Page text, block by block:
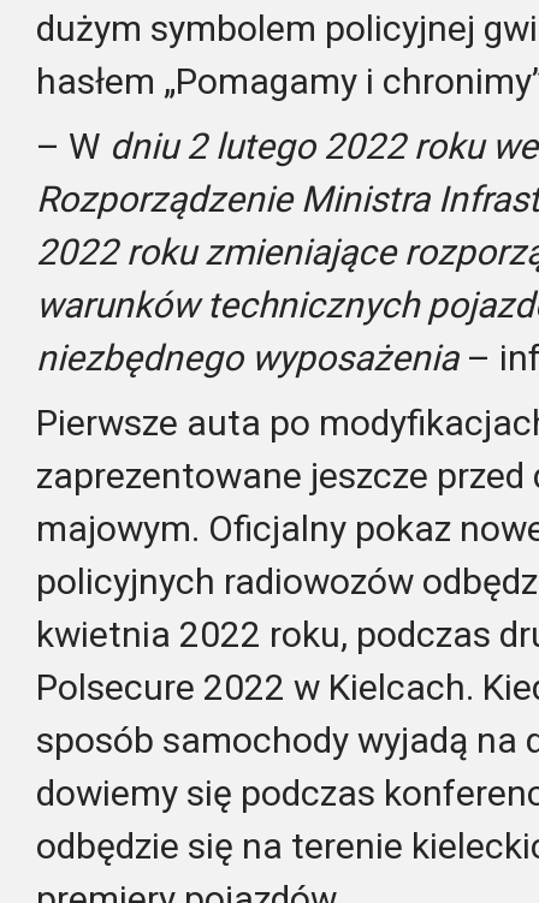
dużym symbolem policyjnej
hasłem „Pomagamy i
– W dniu 2 lutego 2022 roku
Rozporządzenie Ministra
2022 roku zmieniające
warunków technicznych
niezbędnego wyposażenia–
Pierwsze auta po
zaprezentowane jeszcze przed
majowym. Oficjalny pokaz
policyjnych radiowozów
kwietnia 2022 roku, podczas
Polsecure 2022 w Kielcach.
sposób samochody wyjadą na
dowiemy się podczas
odbędzie się na terenie